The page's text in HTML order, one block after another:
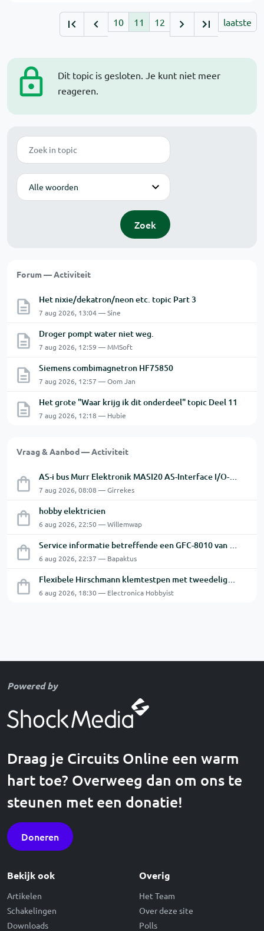
Dit topic is gesloten. Je kunt niet meer
reageren.
Zoek
Modus
Zoek
Forum — Activiteit
Het nixie/dekatron/neon etc. topic Part 3
7 aug 2026, 13:04 — Sine
Droger pompt water niet weg.
7 aug 2026, 12:59 — MMSoft
Siemens combimagnetron HF75850
7 aug 2026, 12:57 — Oom Jan
Het grote "Waar krijg ik dit onderdeel" topic Deel 11
7 aug 2026, 12:18 — Hubie
Vraag & Aanbod — Activiteit
AS-i bus Murr Elektronik MASI20 AS-Interface I/O-module 56440
7 aug 2026, 08:08 — Girrekes
hobby elektricien
6 aug 2026, 22:50 — Willemwap
Service informatie betreffende een GFC-8010 van GW
6 aug 2026, 22:37 — Bapaktus
Flexibele Hirschmann klemtestpen met tweedelige klem.
6 aug 2026, 18:30 — Electronica Hobbyist
10 11 12 laatste
Powered by
Draag je Circuits Online een warm
hart toe? Overweeg dan om ons te
steunen met een donatie!
Doneren
Bekijk ook
Artikelen
Schakelingen
Downloads
Overig
Het Team
Over deze site
Polls